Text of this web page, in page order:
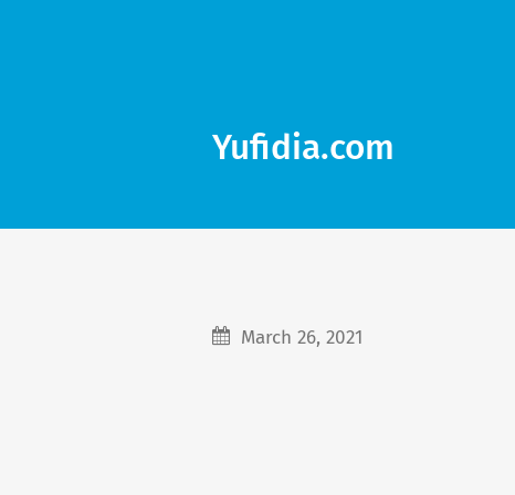
Yufidia.com
March 26, 2021